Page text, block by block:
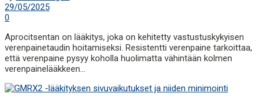
29/05/2025
0
Aprocitsentan on lääkitys, joka on kehitetty vastustuskykyisen
verenpainetaudin hoitamiseksi. Resistentti verenpaine tarkoittaa,
että verenpaine pysyy koholla huolimatta vähintään kolmen
verenpainelääkkeen...